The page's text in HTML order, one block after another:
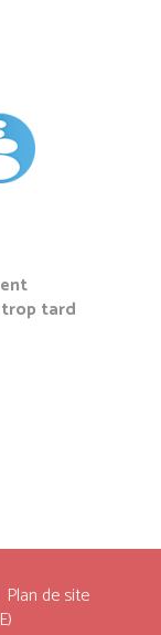
tard
Plan de site